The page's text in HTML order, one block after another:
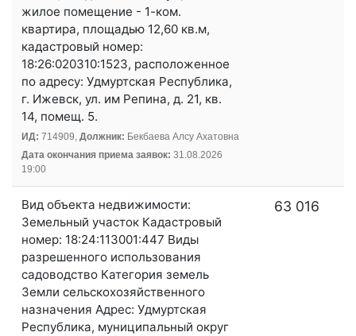
жилое помещение - 1-ком.
квартира, площадью 12,60 кв.м,
кадастровый номер:
18:26:020310:1523, расположенное
по адресу: Удмуртская Республика,
г. Ижевск, ул. им Репина, д. 21, кв.
14, помещ. 5.
ИД: 714909, Должник: Бекбаева Алсу Ахатовна
Дата окончания приема заявок: 31.08.2026
19:00
Вид объекта недвижимости:
Земельный участок Кадастровый
номер: 18:24:113001:447 Виды
разрешенного использования
садоводство Категория земель
Земли сельскохозяйственного
назначения Адрес: Удмуртская
Республика, муниципальный округ
63 016